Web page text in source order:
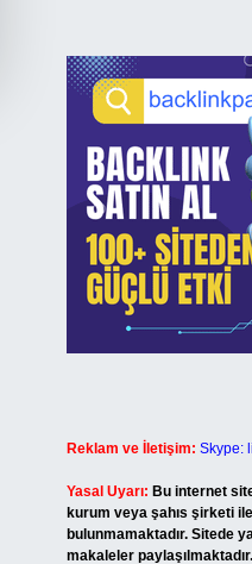
Reklam ve İletişim: Skype:
Yasal Uyarı: Bu internet
kurum veya şahıs şirketi
bulunmamaktadır. Sitede
makaleler